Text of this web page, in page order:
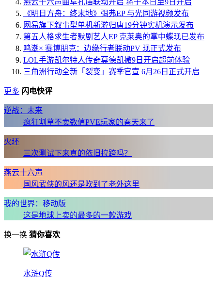
《明日方舟：终末地》弭弗EP 与光同游视频发布
网易旗下叙事型单机新游归唐19分钟实机演示发布
第五人格求生者默剧艺人EP 克莱奥的掌中蝶现已发布
鸣潮× 赛博朋克：边缘行者联动PV 现正式发布
LOL手游凯尔特人传奇莫德凯撒9日开启超前体验
三角洲行动全新「裂变」赛季官宣 6月26日正式开启
更多 闪电快评
逆战：未来
疯狂割草不卖数值PVE玩家的春天来了
火环
三次测试下来真的依旧拉跨吗？
燕云十六声
国风武侠的风还是吹到了老外这里
我的世界：移动版
这是地球上卖的最多的一款游戏
换一换 猜你喜欢
水浒Q传